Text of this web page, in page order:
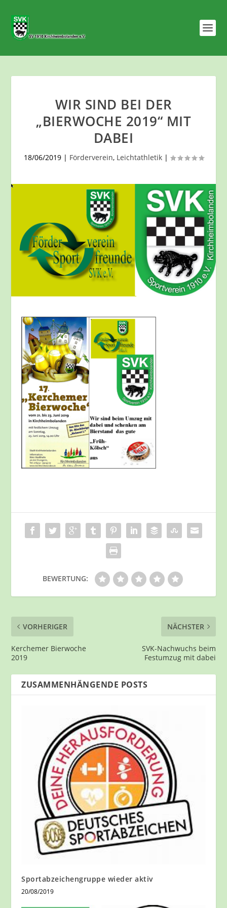
WIR SIND BEI DER
„BIERWOCHE 2019“ MIT
DABEI
18/06/2019| Förderverein, Leichtathletik|
BEWERTUNG:
VORHERIGER
Kerchemer Bierwoche
2019
NÄCHSTER
SVK-Nachwuchs beim
Festumzug mit dabei
ZUSAMMENHÄNGENDE POSTS
Sportabzeichengruppe wieder aktiv
20/08/2019